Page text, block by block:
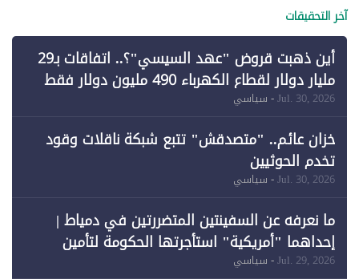
آخر التحقيقات
أين ذهبت قروض "عهد السيسي"؟.. اتفاقات بـ29
مليار دولار لقطاع الكهرباء 490 مليون دولار فقط
لـ"الطاقة المتجددة" (1)
Jul. 30, 2026- سياسي
خزان عائم.. "متصدقش" تتبع شبكة ناقلات وقود
تخدم الحوثيين
Jul. 30, 2026- سياسي
ما نعرفه عن السفينتين المتضررتين في دمياط |
إحداهما "أمريكية" استأجرتها الحكومة لتأمين
احتياجات الطاقة
Jul. 29, 2026- سياسي